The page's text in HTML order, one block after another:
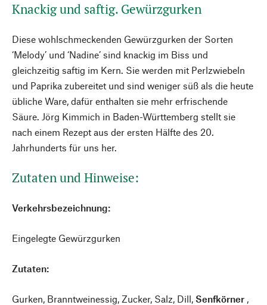
Knackig und saftig. Gewürzgurken
Diese wohlschmeckenden Gewürzgurken der Sorten
‘Melody’ und ‘Nadine’ sind knackig im Biss und
gleichzeitig saftig im Kern. Sie werden mit Perlzwiebeln
und Paprika zubereitet und sind weniger süß als die heute
übliche Ware, dafür enthalten sie mehr erfrischende
Säure. Jörg Kimmich in Baden-Württemberg stellt sie
nach einem Rezept aus der ersten Hälfte des 20.
Jahrhunderts für uns her.
Zutaten und Hinweise:
Verkehrsbezeichnung:
Eingelegte Gewürzgurken
Zutaten:
Gurken, Branntweinessig, Zucker, Salz, Dill, Senfkörner ,